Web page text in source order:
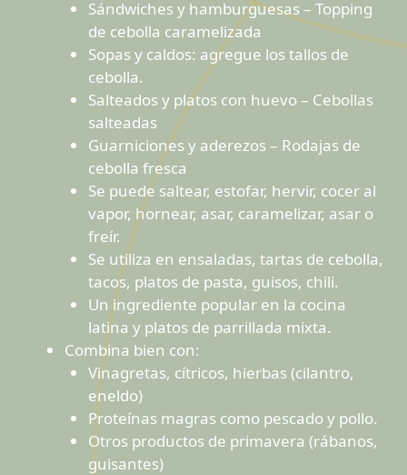
Sándwiches y hamburguesas – Topping
de cebolla caramelizada
Sopas y caldos: agregue los tallos de
cebolla.
Salteados y platos con huevo – Cebollas
salteadas
Guarniciones y aderezos – Rodajas de
cebolla fresca
Se puede saltear, estofar, hervir, cocer al
vapor, hornear, asar, caramelizar, asar o
freír.
Se utiliza en ensaladas, tartas de cebolla,
tacos, platos de pasta, guisos, chili.
Un ingrediente popular en la cocina
latina y platos de parrillada mixta.
Combina bien con:
Vinagretas, cítricos, hierbas (cilantro,
eneldo)
Proteínas magras como pescado y pollo.
Otros productos de primavera (rábanos,
guisantes)